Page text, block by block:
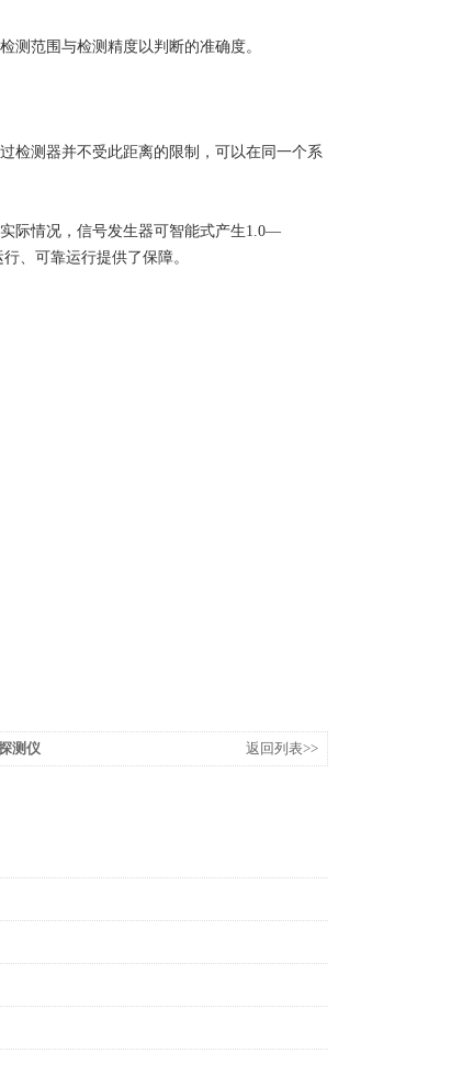
测范围与检测精度以判断的准确度。
检测器并不受此距离的限制，可以在同一个系
际情况，信号发生器可智能式产生1.0—
、可靠运行提供了保障。
测仪 返回列表>>